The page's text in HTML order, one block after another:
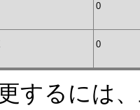
0
0
するには